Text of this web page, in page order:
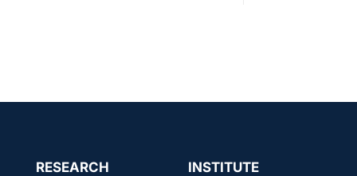
RESEARCH INSTITUTE